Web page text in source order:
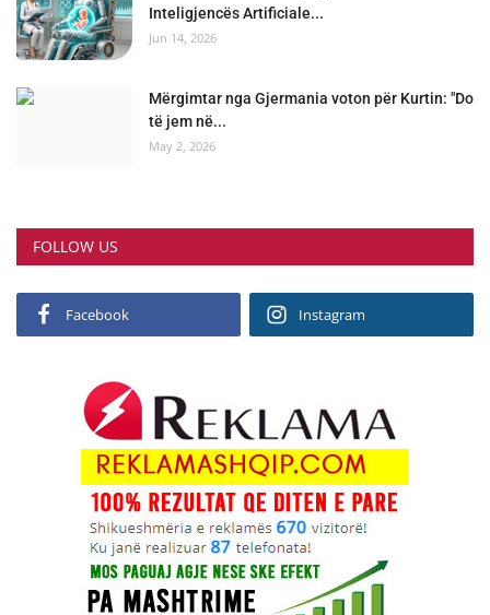
Inteligjencës Artificiale...
Jun 14, 2026
Mërgimtar nga Gjermania voton për Kurtin: "Do
të jem në...
May 2, 2026
FOLLOW US
Facebook Instagram